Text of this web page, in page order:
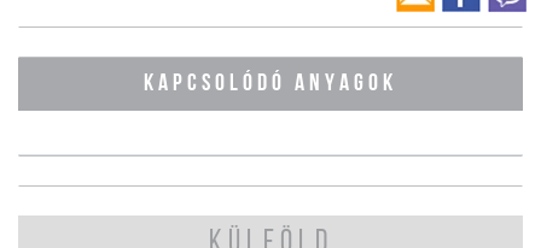
KAPCSOLÓDÓ ANYAGOK